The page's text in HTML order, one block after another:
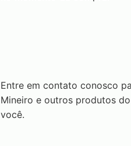
Entre em contato conosco
Mineiro e outros produtos
você.